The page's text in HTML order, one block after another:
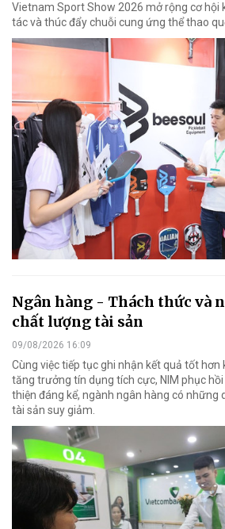
Vietnam Sport Show 2026 mở rộng cơ hội
tác và thúc đẩy chuỗi cung ứng thể thao
Ngân hàng - Thách thức và
chất lượng tài sản
09/08/2026 16:09
Cùng việc tiếp tục ghi nhận kết quả tốt hơn
tăng trưởng tín dụng tích cực, NIM phục
thiện đáng kể, ngành ngân hàng có những
tài sản suy giảm.